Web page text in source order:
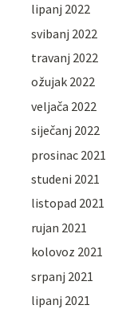
lipanj 2022
svibanj 2022
travanj 2022
ožujak 2022
veljača 2022
siječanj 2022
prosinac 2021
studeni 2021
listopad 2021
rujan 2021
kolovoz 2021
srpanj 2021
lipanj 2021